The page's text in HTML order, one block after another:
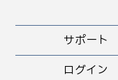
サポート
ログイン